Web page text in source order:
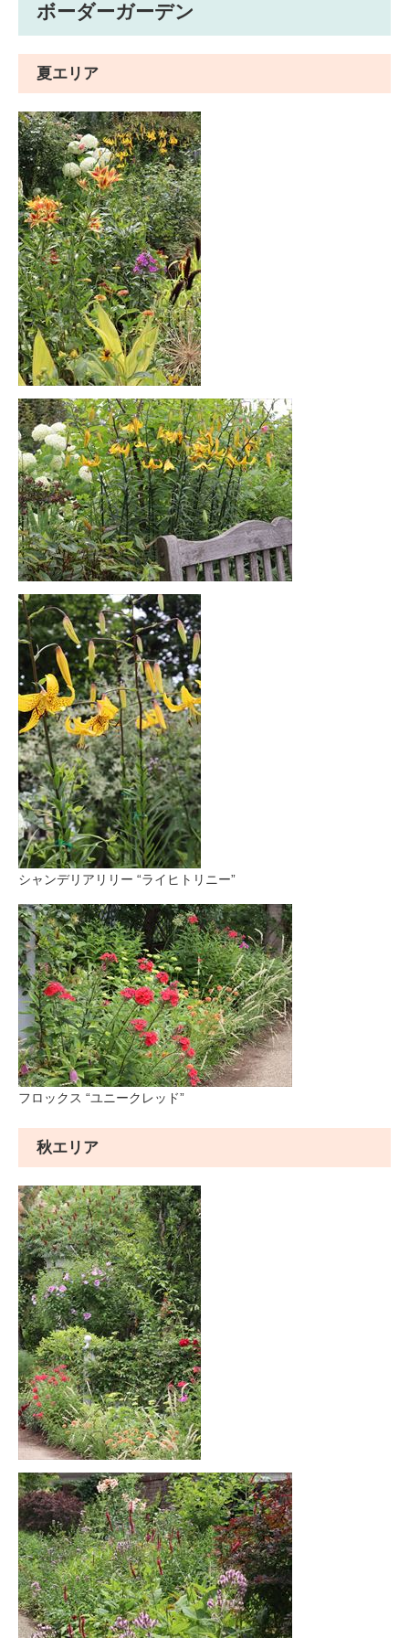
ボーダーガーデン
夏エリア
シャンデリアリリー “ライヒトリニー”
フロックス “ユニークレッド”
秋エリア